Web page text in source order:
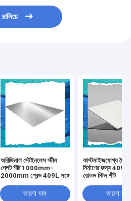
চালিয়ে
অরিজিনাল স্টেইনলেস স্টীল
প্লেট শীট 1000mm-
2000mm গ্রেড 409L সঙ্গে
ভালো দাম
কাস্টমাইজযোগ্য
নির্মাণের জন্য 409L
রোলড স্টিল শীট
ভালো দাম